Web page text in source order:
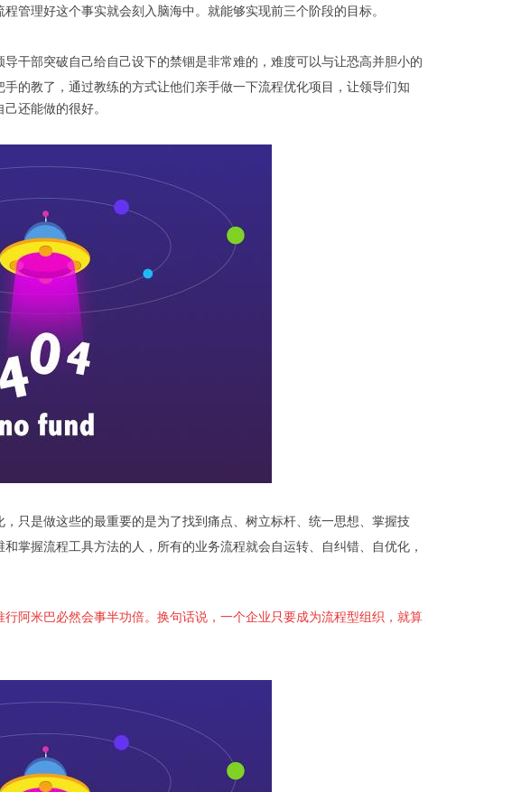
管理好这个事实就会刻入脑海中。就能够实现前三个阶段的目标。
干部突破自己给自己设下的禁锢是非常难的，难度可以与让恐高并胆小的
的教了，通过教练的方式让他们亲手做一下流程优化项目，让领导们知
还能做的很好。
只是做这些的最重要的是为了找到痛点、树立标杆、统一思想、掌握技
掌握流程工具方法的人，所有的业务流程就会自运转、自纠错、自优化，
阿米巴必然会事半功倍。换句话说，一个企业只要成为流程型组织，就算